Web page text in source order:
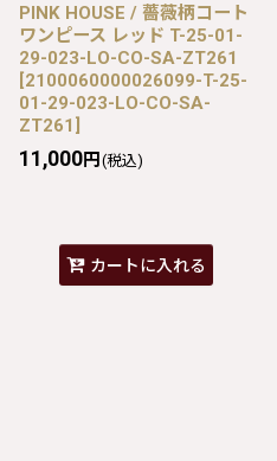
PINK HOUSE / 薔薇柄コート
ワンピース レッド T-25-01-
29-023-LO-CO-SA-ZT261
[2100060000026099-T-25-
01-29-023-LO-CO-SA-
ZT261 ]
11,000円 (税込)
カートに入れる